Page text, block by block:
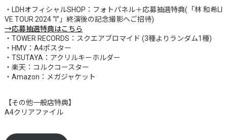
・LDHオフィシャルSHOP：フォトパネル＋応募抽選特典(「林 和希LI
VE TOUR 2024 “I”」終演後の記念撮影へご招待)
→応募抽選特典はこちら
・TOWER RECORDS：スクエアブロマイド (3種よりランダム1種)
・HMV：A4ポスター
・TSUTAYA：アクリルキーホルダー
・楽天：コルクコースター
・Amazon：メガジャケット
【その他一般店特典】
A4クリアファイル